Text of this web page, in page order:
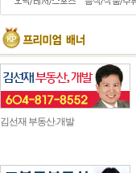
김선재 부동산.개발